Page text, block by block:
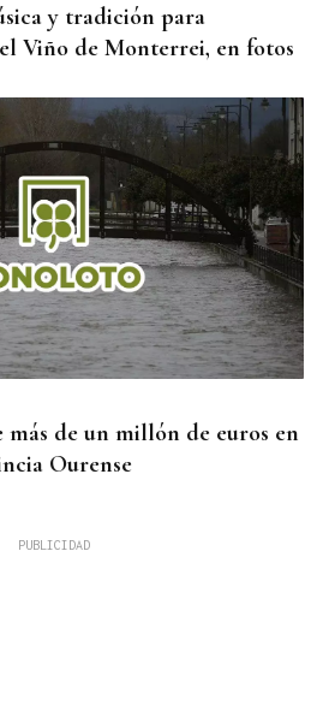
y tradición para
Viño de Monterrei, en fotos
de un millón de euros en
Ourense